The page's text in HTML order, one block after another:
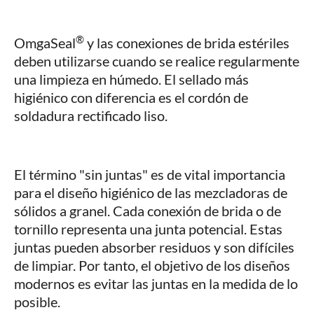
OmgaSeal® y las conexiones de brida estériles
deben utilizarse cuando se realice regularmente
una limpieza en húmedo. El sellado más
higiénico con diferencia es el cordón de
soldadura rectificado liso.
El término "sin juntas" es de vital importancia
para el diseño higiénico de las mezcladoras de
sólidos a granel. Cada conexión de brida o de
tornillo representa una junta potencial. Estas
juntas pueden absorber residuos y son difíciles
de limpiar. Por tanto, el objetivo de los diseños
modernos es evitar las juntas en la medida de lo
posible.